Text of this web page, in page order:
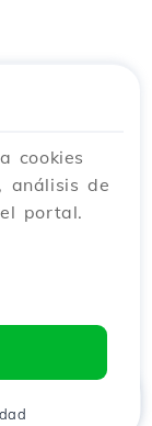
cookies
análisis de
portal.